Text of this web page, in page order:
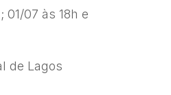
01/07 às 18h e
de Lagos